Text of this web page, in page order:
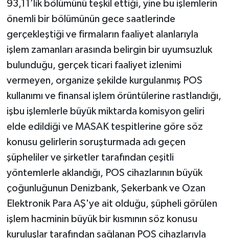
93,11’lik bölümünü teşkil ettiği, yine bu işlemlerin
önemli bir bölümünün gece saatlerinde
gerçekleştiği ve firmaların faaliyet alanlarıyla
işlem zamanları arasında belirgin bir uyumsuzluk
bulunduğu, gerçek ticari faaliyet izlenimi
vermeyen, organize şekilde kurgulanmış POS
kullanımı ve finansal işlem örüntülerine rastlandığı,
işbu işlemlerle büyük miktarda komisyon geliri
elde edildiği ve MASAK tespitlerine göre söz
konusu gelirlerin soruşturmada adı geçen
şüpheliler ve şirketler tarafından çeşitli
yöntemlerle aklandığı, POS cihazlarının büyük
çoğunluğunun Denizbank, Şekerbank ve Ozan
Elektronik Para AŞ'ye ait olduğu, şüpheli görülen
işlem hacminin büyük bir kısmının söz konusu
kuruluşlar tarafından sağlanan POS cihazlarıyla